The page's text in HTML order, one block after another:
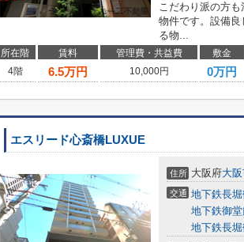
こだわり派の方
物件です。設備良
る物...
所在階 賃料 管理費・共益費 敷金
4階
6.5万円 10,000円 0万円
エスリード心斎橋LUXUE
住所 大阪府大
交通 地下鉄長
地下鉄御堂
地下鉄長